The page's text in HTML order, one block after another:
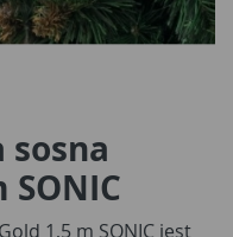
sosna
1,5 m SONIC jest